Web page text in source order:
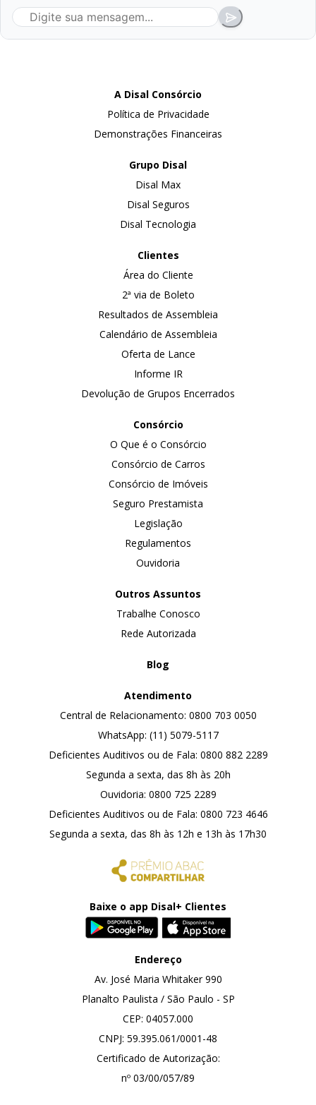
A Disal Consórcio
Política de Privacidade
Demonstrações Financeiras
Grupo Disal
Disal Max
Disal Seguros
Disal Tecnologia
Clientes
Área do Cliente
2ª via de Boleto
Resultados de Assembleia
Calendário de Assembleia
Oferta de Lance
Informe IR
Devolução de Grupos Encerrados
Consórcio
O Que é o Consórcio
Consórcio de Carros
Consórcio de Imóveis
Seguro Prestamista
Legislação
Regulamentos
Ouvidoria
Outros Assuntos
Trabalhe Conosco
Rede Autorizada
Blog
Atendimento
Central de Relacionamento: 0800 703 0050
WhatsApp: (11) 5079-5117
Deficientes Auditivos ou de Fala: 0800 882 2289
Segunda a sexta, das 8h às 20h
Ouvidoria: 0800 725 2289
Deficientes Auditivos ou de Fala: 0800 723 4646
Segunda a sexta, das 8h às 12h e 13h às 17h30
Baixe o app Disal+ Clientes
Disponível no Google Play
Endereço
Av. José Maria Whitaker 990
Planalto Paulista / São Paulo - SP
CEP: 04057.000
CNPJ: 59.395.061/0001-48
Certificado de Autorização:
nº 03/00/057/89